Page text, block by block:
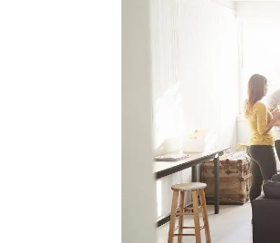
宿泊施設での運用
無人・省人運営の
ホテルや宿泊施設
を解説
Apple ウォレット